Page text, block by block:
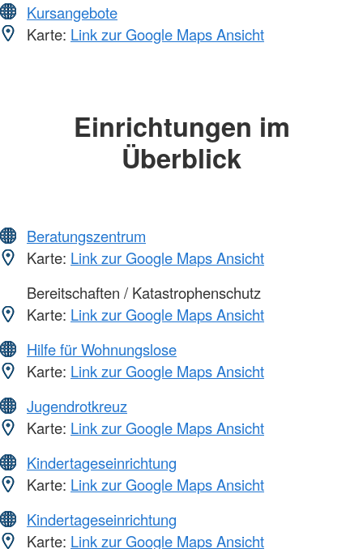
Kursangebote
Karte: Link zur Google Maps Ansicht
Einrichtungen im
Überblick
Beratungszentrum
Karte: Link zur Google Maps Ansicht
Bereitschaften / Katastrophenschutz
Karte: Link zur Google Maps Ansicht
Hilfe für Wohnungslose
Karte: Link zur Google Maps Ansicht
Jugendrotkreuz
Karte: Link zur Google Maps Ansicht
Kindertageseinrichtung
Karte: Link zur Google Maps Ansicht
Kindertageseinrichtung
Karte: Link zur Google Maps Ansicht